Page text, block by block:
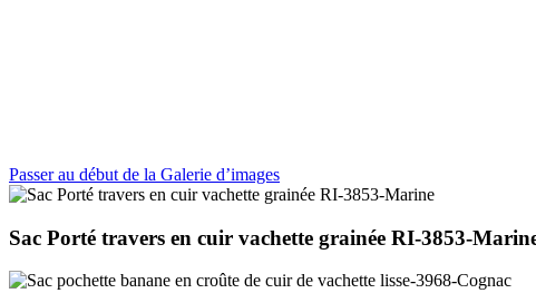
Passer au début de la Galerie d’images
Sac Porté travers en cuir vachette grainée RI-3853-